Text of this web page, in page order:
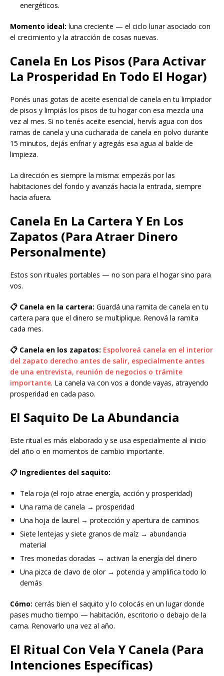
energéticos.
Momento ideal: luna creciente — el ciclo lunar asociado con
el crecimiento y la atracción de cosas nuevas.
Canela En Los Pisos (Para Activar
La Prosperidad En Todo El Hogar)
Ponés unas gotas de aceite esencial de canela en tu limpiador
de pisos y limpiás los pisos de tu hogar con esa mezcla una
vez al mes. Si no tenés aceite esencial, hervís agua con dos
ramas de canela y una cucharada de canela en polvo durante
15 minutos, dejás enfriar y agregás esa agua al balde de
limpieza.
La dirección es siempre la misma: empezás por las
habitaciones del fondo y avanzás hacia la entrada, siempre
hacia afuera.
Canela En La Cartera Y En Los
Zapatos (Para Atraer Dinero
Personalmente)
Estos son rituales portables — no son para el hogar sino para
vos.
📋 Canela en la cartera: Guardá una ramita de canela en tu
cartera para que el dinero se multiplique. Renová la ramita
cada mes.
📋 Canela en los zapatos: Espolvoreá canela en el interior
del zapato derecho antes de salir, especialmente antes
de una entrevista, reunión de negocios o trámite
importante. La canela va con vos a donde vayas, atrayendo
prosperidad en cada paso.
El Saquito De La Abundancia
Este ritual es más elaborado y se usa especialmente al inicio
del año o en momentos de cambio importante.
📋 Ingredientes del saquito:
Tela roja (el rojo atrae energía, acción y prosperidad)
Una rama de canela → prosperidad
Una hoja de laurel → protección y apertura de caminos
Siete lentejas y siete granos de maíz → abundancia
material
Tres monedas doradas → activan la energía del dinero
Una pizca de clavo de olor → potencia y amplifica todo lo
demás
Cómo: cerrás bien el saquito y lo colocás en un lugar donde
pases mucho tiempo — habitación, escritorio o debajo de la
cama. Renovarlo una vez al año.
El Ritual Con Vela Y Canela (Para
Intenciones Específicas)